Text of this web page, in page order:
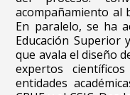
acompañamiento al
En paralelo, se ha
Educación Superior
que avala el diseño
expertos
entidades